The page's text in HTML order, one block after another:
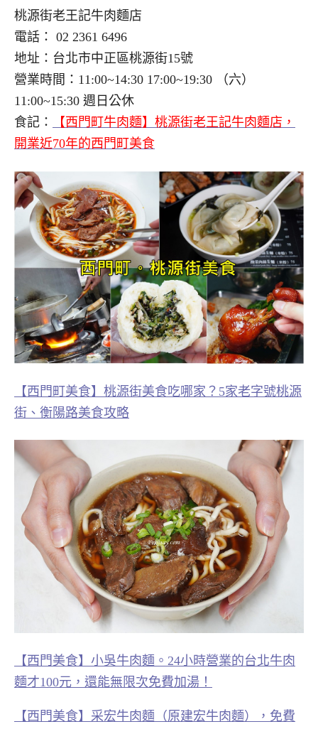
桃源街老王記牛肉麵店
電話： 02 2361 6496
地址：台北市中正區桃源街15號
營業時間：11:00~14:30 17:00~19:30 （六）
11:00~15:30 週日公休
食記：
【西門町牛肉麵】桃源街老王記牛肉麵店，
開業近70年的西門町美食
【西門町美食】桃源街美食吃哪家？5家老字號桃源
街、衡陽路美食攻略
【西門美食】小吳牛肉麵。24小時營業的台北牛肉
麵才100元，還能無限次免費加湯！
【西門美食】采宏牛肉麵（原建宏牛肉麵），免費